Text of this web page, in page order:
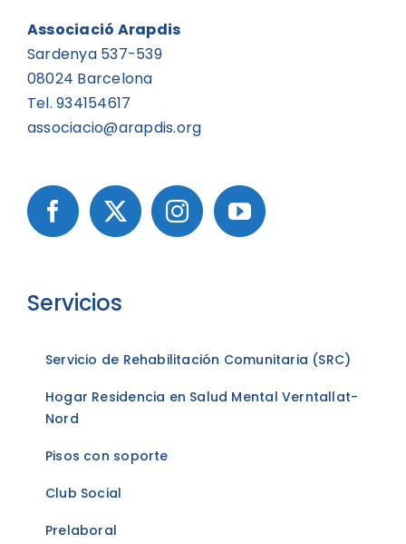
Associació Arapdis
Sardenya 537-539
08024 Barcelona
Tel. 934154617
associacio@arapdis.org
Servicios
Servicio de Rehabilitación Comunitaria (SRC)
Hogar Residencia en Salud Mental Verntallat-
Nord
Pisos con soporte
Club Social
Prelaboral